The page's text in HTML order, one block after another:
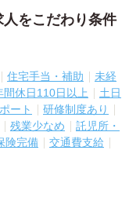
をこだわり条件
住宅手当・補助
未経
間休日110日以上
土日
ート
研修制度あり
残業少なめ
託児所・
険完備
交通費支給